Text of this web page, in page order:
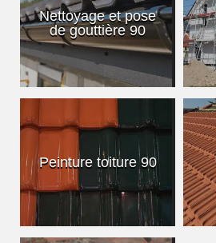
Nettoyage et pose
de gouttière 90
Peinture toiture 90